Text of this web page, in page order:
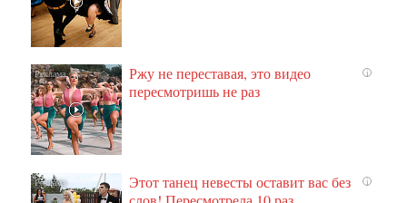
i
Ржу не переставая, это видео
пересмотришь не раз
i
Этот танец невесты оставит вас без